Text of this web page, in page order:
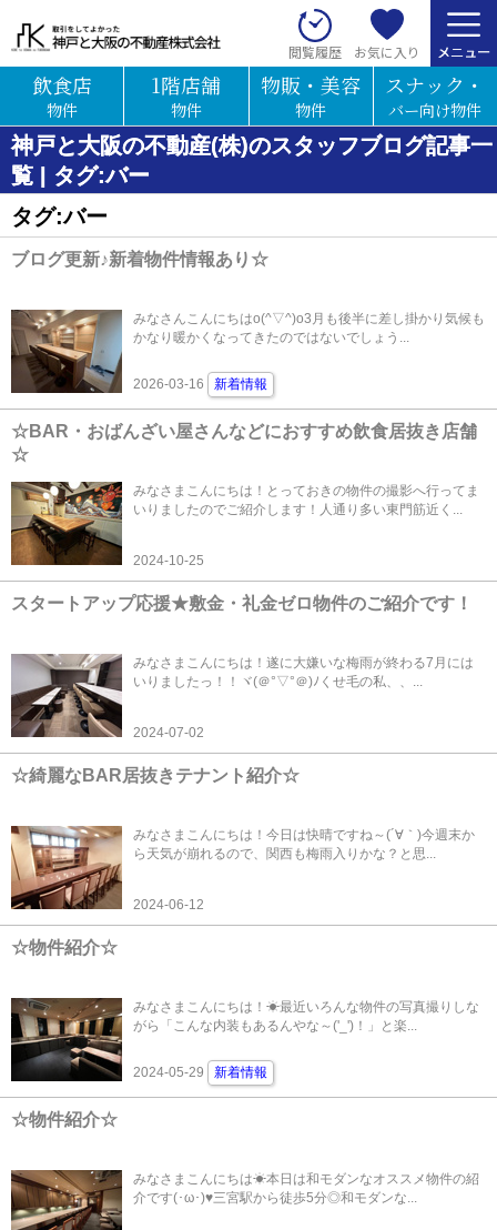
閲覧履歴 お気に入り
飲食店
物件
1階店舗
物件
物販・美容
物件
スナック・
バー向け物件
神戸と大阪の不動産(株)のスタッフブログ記事一
覧 | タグ:バー
タグ:バー
ブログ更新♪新着物件情報あり☆
みなさんこんにちはo(^▽^)o3月も後半に差し掛かり気候も
かなり暖かくなってきたのではないでしょう...
2026-03-16 新着情報
☆BAR・おばんざい屋さんなどにおすすめ飲食居抜き店舗
☆
みなさまこんにちは！とっておきの物件の撮影へ行ってま
いりましたのでご紹介します！人通り多い東門筋近く...
2024-10-25
スタートアップ応援★敷金・礼金ゼロ物件のご紹介です！
みなさまこんにちは！遂に大嫌いな梅雨が終わる7月には
いりましたっ！！ヾ(＠°▽°＠)ﾉくせ毛の私、、...
2024-07-02
☆綺麗なBAR居抜きテナント紹介☆
みなさまこんにちは！今日は快晴ですね～(´∀｀)今週末か
ら天気が崩れるので、関西も梅雨入りかな？と思...
2024-06-12
☆物件紹介☆
みなさまこんにちは！☀最近いろんな物件の写真撮りしな
がら「こんな内装もあるんやな～('_')！」と楽...
2024-05-29 新着情報
☆物件紹介☆
みなさまこんにちは☀本日は和モダンなオススメ物件の紹
介です(･ω･)♥三宮駅から徒歩5分◎和モダンな...